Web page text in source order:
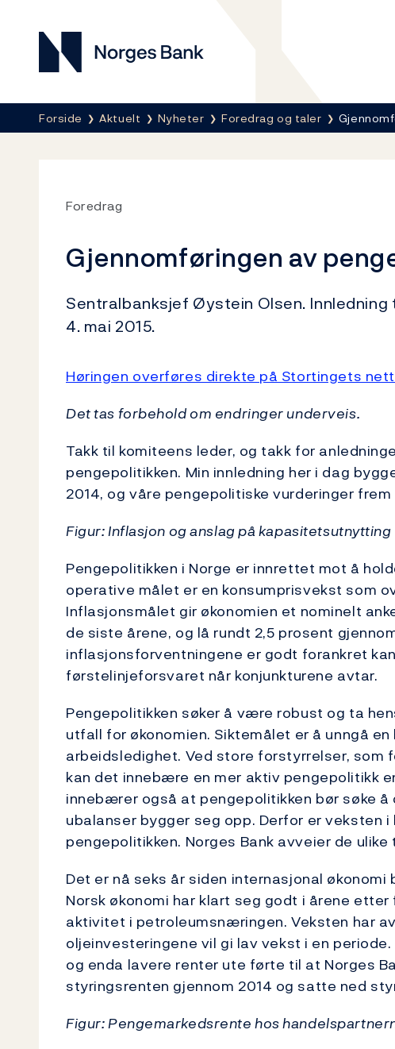
Norges Bank
Her er du nå:
Forside Aktuelt Nyheter Foredrag og taler
Foredrag
Gjennomføringen av
Sentralbanksjef Øystein Olsen.
4. mai 2015.
Høringen overføres direkte på Stortingets
Det tas forbehold om endringer underveis.
Takk til komiteens leder, og takk for
pengepolitikken. Min innledning her i dag
2014, og våre pengepolitiske vurderinger
Figur: Inflasjon og anslag på kapasitetsutnytting
Pengepolitikken i Norge er innrettet mot å
operative målet er en konsumprisvekst som
Inflasjonsmålet gir økonomien et nominelt
de siste årene, og lå rundt 2,5 prosent
inflasjonsforventningene er godt forankret
førstelinjeforsvaret når konjunkturene avtar.
Pengepolitikken søker å være robust og ta
utfall for økonomien. Siktemålet er å unngå
arbeidsledighet. Ved store forstyrrelser, som
kan det innebære en mer aktiv pengepolitikk
innebærer også at pengepolitikken bør søke
ubalanser bygger seg opp. Derfor er veksten
pengepolitikken. Norges Bank avveier de
Det er nå seks år siden internasjonal
Norsk økonomi har klart seg godt i årene
aktivitet i petroleumsnæringen. Veksten har
oljeinvesteringene vil gi lav vekst i en
og enda lavere renter ute førte til at Norges
styringsrenten gjennom 2014 og satte ned
Figur: Pengemarkedsrente hos